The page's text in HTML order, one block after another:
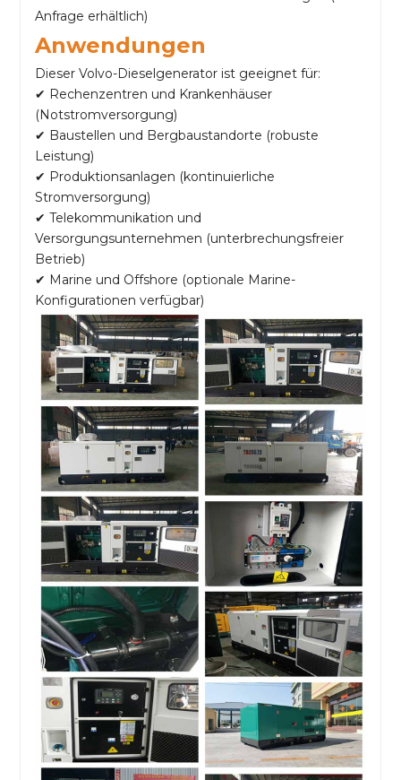
Anfrage erhältlich)
Anwendungen
Dieser Volvo-Dieselgenerator ist geeignet für:
✔ Rechenzentren und Krankenhäuser
(Notstromversorgung)
✔ Baustellen und Bergbaustandorte (robuste
Leistung)
✔ Produktionsanlagen (kontinuierliche
Stromversorgung)
✔ Telekommunikation und
Versorgungsunternehmen (unterbrechungsfreier
Betrieb)
✔ Marine und Offshore (optionale Marine-
Konfigurationen verfügbar)